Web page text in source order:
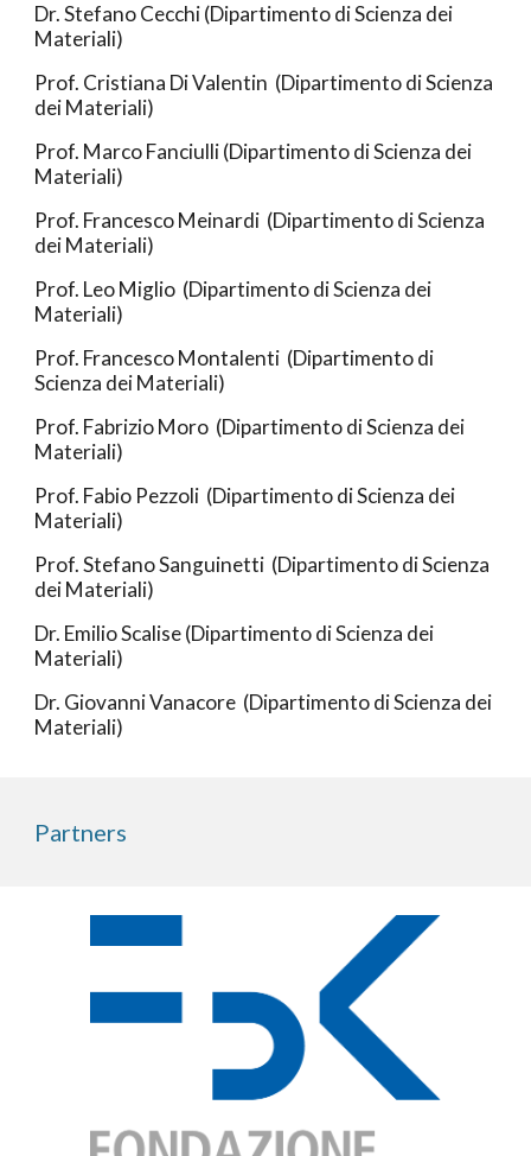
Dr.Stefano Cecchi (Dipartimento di Scienza dei
Materiali)
Prof. Cristiana Di Valentin (Dipartimento di Scienza
dei Materiali)
Prof. Marco Fanciulli (Dipartimento di Scienza dei
Materiali)
Prof. FrancescoMeinardi (Dipartimento di Scienza
dei Materiali)
Prof. Leo Miglio (Dipartimento di Scienza dei
Materiali)
Prof. Francesco Montalenti (Dipartimento di
Scienza dei Materiali)
Prof. Fabrizio Moro (Dipartimento di Scienza dei
Materiali)
Prof. Fabio Pezzoli (Dipartimento di Scienza dei
Materiali)
Prof. Stefano Sanguinetti (Dipartimento di Scienza
dei Materiali)
Dr. Emilio Scalise (Dipartimento di Scienza dei
Materiali)
Dr. Giovanni Vanacore (Dipartimento di Scienza dei
Materiali)
Partners